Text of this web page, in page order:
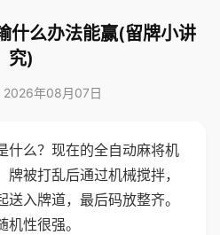
什么办法能赢(留牌小讲
究)
2026年08月07日
什么？现在的全自动麻将机
被打乱后通过机械搅拌，
入牌道，最后码放整齐。
性很强。